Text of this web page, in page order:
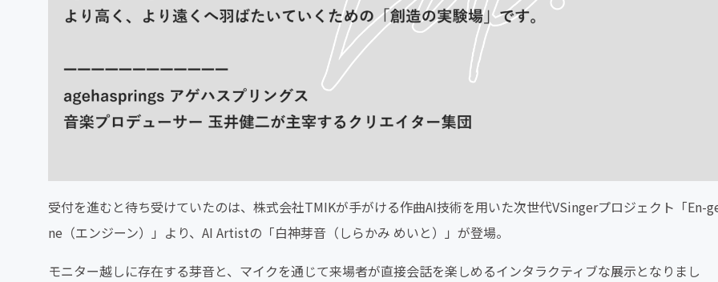
受付を進むと待ち受けていたのは、株式会社TMIKが手がける作曲AI技術を用いた次世代VSingerプロジェクト「En-
ne（エンジーン）」より、AI Artistの「白神芽音（しらかみ めいと）」が登場。
モニター越しに存在する芽音と、マイクを通じて来場者が直接会話を楽しめるインタラクティブな展示となりまし